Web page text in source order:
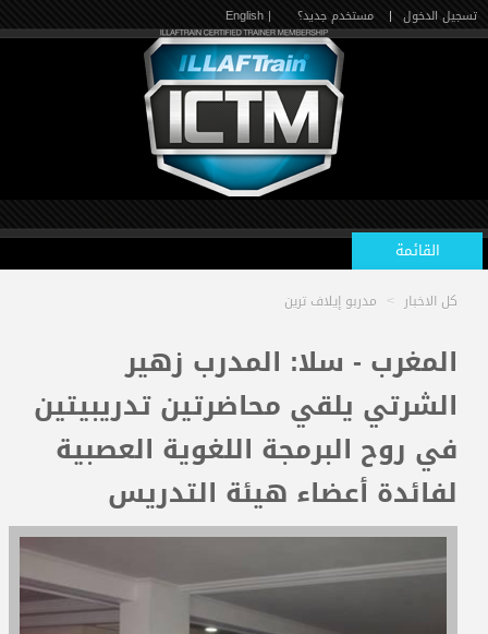
تسجيل الدخول | مستخدم جديد؟ | English
القائمة
الرئيسية
الدورات القادمة
المدربون
المعتمدون
كل الاخبار > مدربو إيلاف ترين
المغرب - سلا: المدرب زهير
الشرتي يلقي محاضرتين تدريبيتين
في روح البرمجة اللغوية العصبية
لفائدة أعضاء هيئة التدريس